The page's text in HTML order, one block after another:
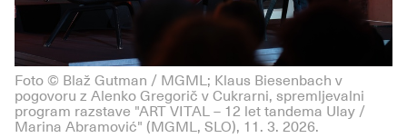
Foto © Blaž Gutman / MGML; Klaus Biesenbach v
pogovoru z Alenko Gregorič v Cukrarni, spremljevalni
program razstave "ART VITAL – 12 let tandema Ulay /
Marina Abramović" (MGML, SLO), 11. 3. 2026.